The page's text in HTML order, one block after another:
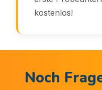
kostenlos!
Noch